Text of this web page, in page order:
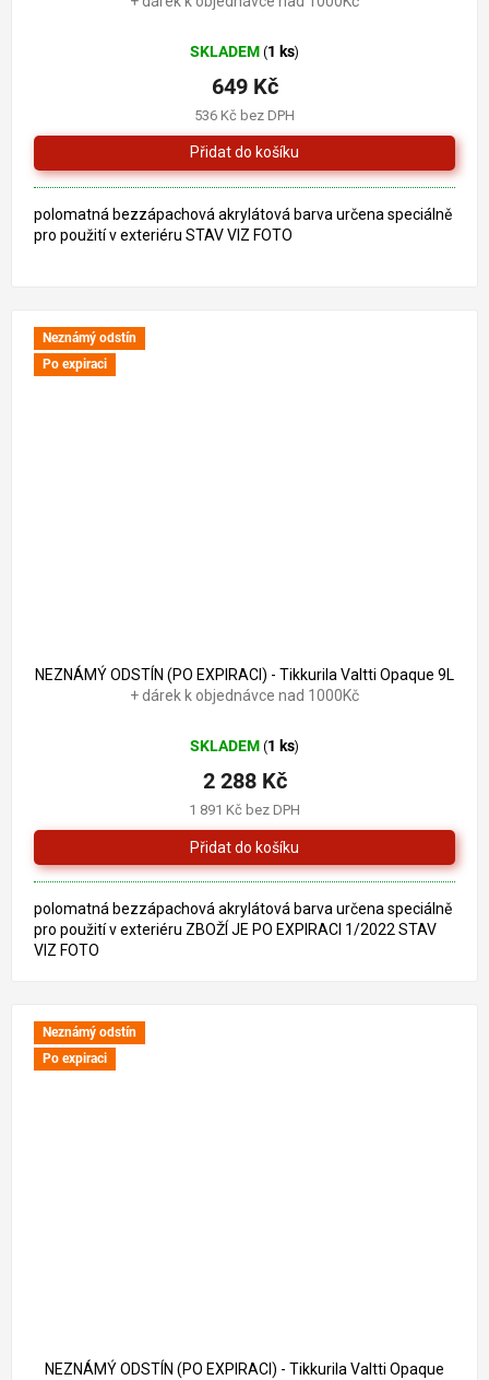
SKLADEM (1 ks)
536 Kč bez DPH
649 Kč
polomatná bezzápachová akrylátová barva určena speciálně
pro použití v exteriéru STAV VIZ FOTO
Neznámý odstín
Po expiraci
NEZNÁMÝ ODSTÍN (PO EXPIRACI) - Tikkurila Valtti Opaque 9L
+ dárek k objednávce nad 1000Kč
SKLADEM (1 ks)
1 891 Kč bez DPH
2 288 Kč
polomatná bezzápachová akrylátová barva určena speciálně
pro použití v exteriéru ZBOŽÍ JE PO EXPIRACI 1/2022 STAV
VIZ FOTO
Neznámý odstín
Po expiraci
NEZNÁMÝ ODSTÍN (PO EXPIRACI) - Tikkurila Valtti Opaque